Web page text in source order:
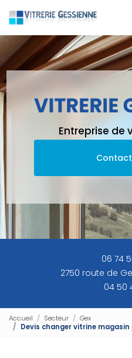
au
contenu
principal
Entreprise de
06 74
2750 route de
04 50
Accueil Secteur
Gex
Devis changer vitrine